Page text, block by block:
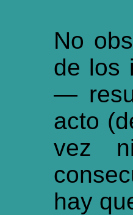
No
de los
—
acto
vez
hay